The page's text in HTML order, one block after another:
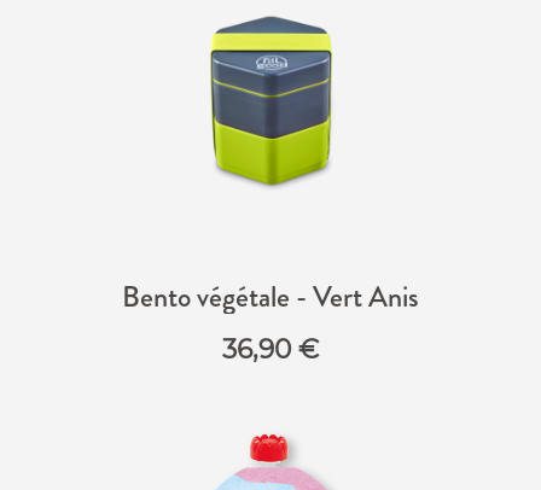
Bento végétale - Vert Anis
36,90€